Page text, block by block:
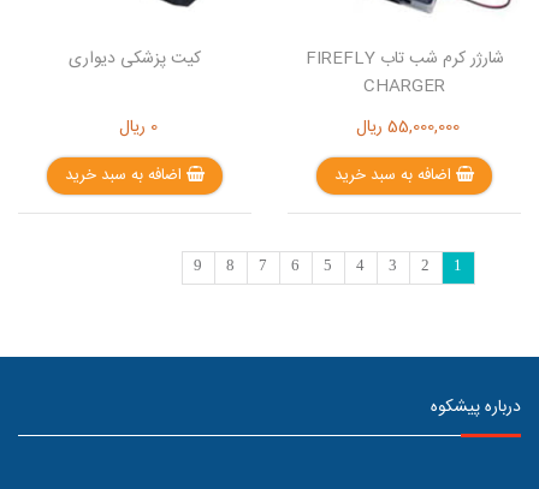
شارژر کرم شب تاب FIREFLY
CHARGER
55,000,000 ریال
اضافه به سبد خرید
کیت پزشکی دیواری
0 ریال
اضافه به سبد خرید
1
2
3
4
5
6
7
8
9
درباره پیشکوه